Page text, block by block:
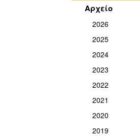
Αρχείο
2026
2025
2024
2023
2022
2021
2020
2019